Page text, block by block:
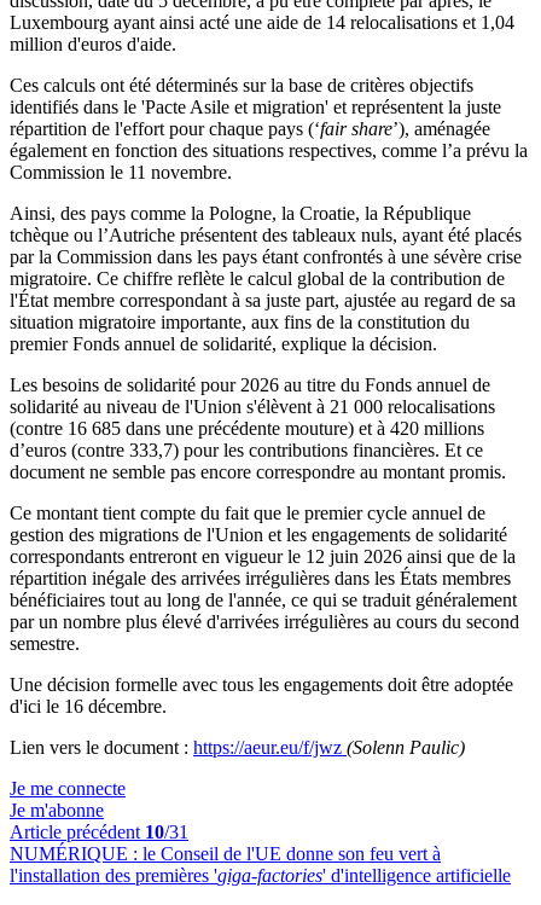
Luxembourg ayant ainsi acté une aide de 14 relocalisations et 1,04
million d'euros d'aide.
Ces calculs ont été déterminés sur la base de critères objectifs
identifiés dans le 'Pacte Asile et migration' et représentent la juste
répartition de l'effort pour chaque pays (‘fair share’), aménagée
également en fonction des situations respectives, comme l’a prévu la
Commission le 11 novembre.
Ainsi, des pays comme la Pologne, la Croatie, la République
tchèque ou l’Autriche présentent des tableaux nuls, ayant été placés
par la Commission dans les pays étant confrontés à une sévère crise
migratoire. Ce chiffre reflète le calcul global de la contribution de
l'État membre correspondant à sa juste part, ajustée au regard de sa
situation migratoire importante, aux fins de la constitution du
premier Fonds annuel de solidarité, explique la décision.
Les besoins de solidarité pour 2026 au titre du Fonds annuel de
solidarité au niveau de l'Union s'élèvent à 21 000 relocalisations
(contre 16 685 dans une précédente mouture) et à 420 millions
d’euros (contre 333,7) pour les contributions financières. Et ce
document ne semble pas encore correspondre au montant promis.
Ce montant tient compte du fait que le premier cycle annuel de
gestion des migrations de l'Union et les engagements de solidarité
correspondants entreront en vigueur le 12 juin 2026 ainsi que de la
répartition inégale des arrivées irrégulières dans les États membres
bénéficiaires tout au long de l'année, ce qui se traduit généralement
par un nombre plus élevé d'arrivées irrégulières au cours du second
semestre.
Une décision formelle avec tous les engagements doit être adoptée
d'ici le 16 décembre.
Lien vers le document : https://aeur.eu/f/jwz (Solenn Paulic)
Je me connecte
Je m'abonne
Article précédent 10/31
NUMÉRIQUE : le Conseil de l'UE donne son feu vert à
l'installation des premières 'giga-factories' d'intelligence artificielle